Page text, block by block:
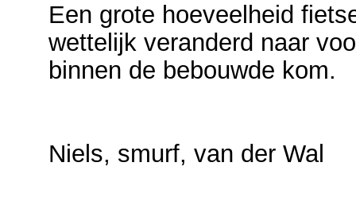
Een grote hoeveelheid
wettelijk veranderd naar
binnen de bebouwde kom.
Niels, smurf, van der Wal